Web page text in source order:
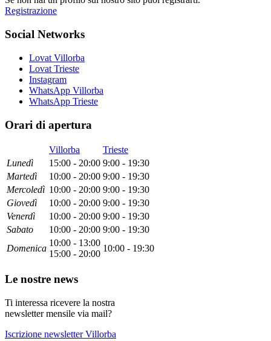
Registrazione
Social Networks
Lovat Villorba
Lovat Trieste
Instagram
WhatsApp Villorba
WhatsApp Trieste
Orari di apertura
Villorba
Trieste
Lunedì 15:00 - 20:00 9:00 - 19:30
Martedì 10:00 - 20:00 9:00 - 19:30
Mercoledì 10:00 - 20:00 9:00 - 19:30
Giovedì 10:00 - 20:00 9:00 - 19:30
Venerdì 10:00 - 20:00 9:00 - 19:30
Sabato 10:00 - 20:00 9:00 - 19:30
Domenica
10:00 - 13:00
15:00 - 20:00
10:00 - 19:30
Le nostre news
Ti interessa ricevere la nostra
newsletter mensile via mail?
Iscrizione newsletter Villorba